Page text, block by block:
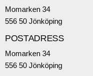
Momarken 34
556 50 Jönköping
POSTADRESS
Momarken 34
556 50 Jönköping